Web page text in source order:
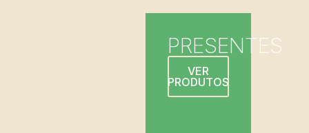
PRESENTES
VER
PRODUTOS